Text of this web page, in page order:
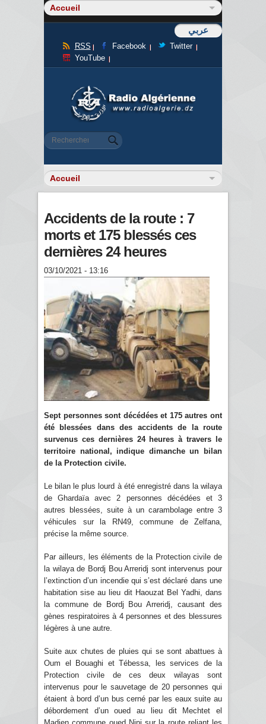
عربي
RSS Facebook
Twitter
YouTube
Formulaire de recherche
Rechercher
Accidents de la route : 7
morts et 175 blessés ces
dernières 24 heures
03/10/2021 - 13:16
Sept personnes sont décédées et 175 autres ont
été blessées dans des accidents de la route
survenus ces dernières 24 heures à travers le
territoire national, indique dimanche un bilan
de la Protection civile.
Le bilan le plus lourd à été enregistré dans la wilaya
de Ghardaïa avec 2 personnes décédées et 3
autres blessées, suite à un carambolage entre 3
véhicules sur la RN49, commune de Zelfana,
précise la même source.
Par ailleurs, les éléments de la Protection civile de
la wilaya de Bordj Bou Arreridj sont intervenus pour
l’extinction d’un incendie qui s’est déclaré dans une
habitation sise au lieu dit Haouzat Bel Yadhi, dans
la commune de Bordj Bou Arreridj, causant des
gènes respiratoires à 4 personnes et des blessures
légères à une autre.
Suite aux chutes de pluies qui se sont abattues à
Oum el Bouaghi et Tébessa, les services de la
Protection civile de ces deux wilayas sont
intervenus pour le sauvetage de 20 personnes qui
étaient à bord d’un bus cerné par les eaux suite au
débordement d’un oued au lieu dit Mechtet el